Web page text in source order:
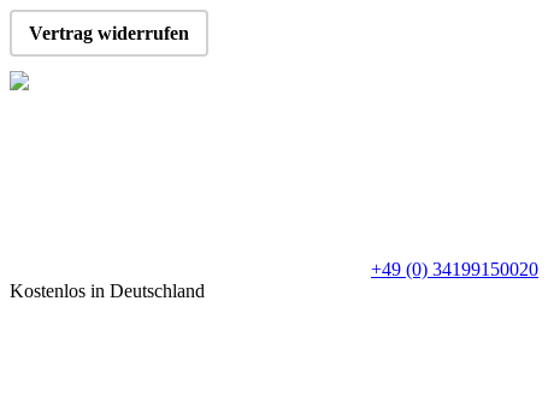
Vertrag widerrufen
+49 (0) 34199150020
Kostenlos in Deutschland